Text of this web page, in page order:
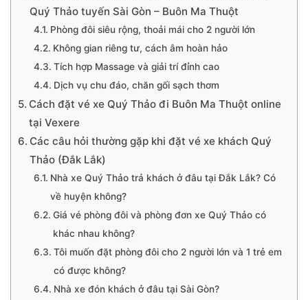
Quý Thảo tuyến Sài Gòn – Buôn Ma Thuột
Phòng đôi siêu rộng, thoải mái cho 2 người lớn
Không gian riêng tư, cách âm hoàn hảo
Tích hợp Massage và giải trí đỉnh cao
Dịch vụ chu đáo, chăn gối sạch thơm
Cách đặt vé xe Quý Thảo đi Buôn Ma Thuột online
tại Vexere
Các câu hỏi thường gặp khi đặt vé xe khách Quý
Thảo (Đắk Lắk)
Nhà xe Quý Thảo trả khách ở đâu tại Đắk Lắk? Có
về huyện không?
Giá vé phòng đôi và phòng đơn xe Quý Thảo có
khác nhau không?
Tôi muốn đặt phòng đôi cho 2 người lớn và 1 trẻ em
có được không?
Nhà xe đón khách ở đâu tại Sài Gòn?